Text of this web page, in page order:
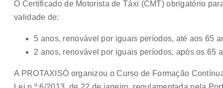
O Certificado de Motorista de Táxi (CMT) obrigatório
validade de:
5 anos, renovável por iguais períodos, até aos 65
2 anos, renovável por iguais períodos, após os 65
A PROTAXISÓ organizou o Curso de Formação